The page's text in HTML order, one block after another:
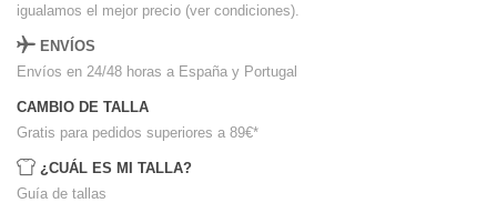
igualamos el mejor precio (ver condiciones).
ENVÍOS
Envíos en 24/48 horas a España y Portugal
CAMBIO DE TALLA
Gratis para pedidos superiores a 89€*
¿CUÁL ES MI TALLA?
Guía de tallas